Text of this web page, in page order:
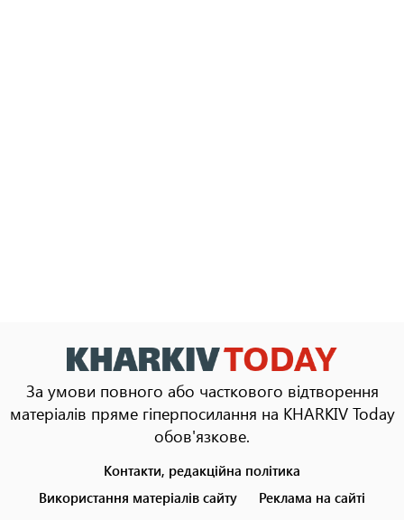
За умови повного або часткового відтворення
матеріалів пряме гіперпосилання на KHARKIV Today
обов'язкове.
menu
Контакти, редакційна політика
Використання матеріалів сайту
Реклама на сайті